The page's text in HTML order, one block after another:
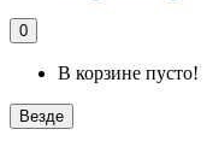
0
В корзине пусто!
Везде